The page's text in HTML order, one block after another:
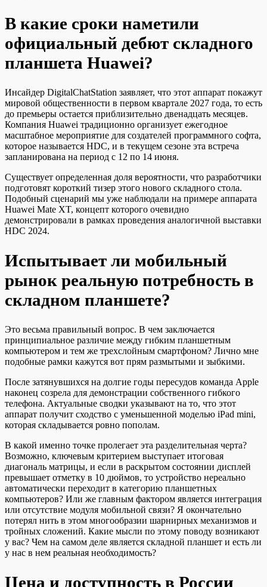
В какие сроки наметили
официальный дебют складного
планшета Huawei?
Инсайдер DigitalChatStation заявляет, что этот аппарат покажут
мировой общественности в первом квартале 2027 года, то есть
до премьеры остается приблизительно двенадцать месяцев.
Компания Huawei традиционно организует ежегодное
масштабное мероприятие для создателей программного софта,
которое называется HDC, и в текущем сезоне эта встреча
запланирована на период с 12 по 14 июня.
Существует определенная доля вероятности, что разработчики
подготовят короткий тизер этого нового складного стола.
Подобный сценарий мы уже наблюдали на примере аппарата
Huawei Mate XT, концепт которого очевидно
демонстрировали в рамках проведения аналогичной выставки
HDC 2024.
Испытывает ли мобильный
рынок реальную потребность в
складном планшете?
Это весьма правильный вопрос. В чем заключается
принципиальное различие между гибким планшетным
компьютером и тем же трехслойным смартфоном? Лично мне
подобные рамки кажутся вот прям размытыми и зыбкими.
После затянувшихся на долгие годы пересудов команда Apple
наконец созрела для демонстрации собственного гибкого
телефона. Актуальные сводки указывают на то, что этот
аппарат получит сходство с уменьшенной моделью iPad mini,
которая складывается ровно пополам.
В какой именно точке пролегает эта разделительная черта?
Возможно, ключевым критерием выступает итоговая
диагональ матрицы, и если в раскрытом состоянии дисплей
превышает отметку в 10 дюймов, то устройство нереально
автоматически переходит в категорию планшетных
компьютеров? Или же главным фактором является интеграция
или отсутствие модуля мобильной связи? Я окончательно
потерял нить в этом многообразии шарнирных механизмов и
тройных сложений. Какие мысли по этому поводу возникают
у вас? Чем на самом деле является складной планшет и есть ли
у нас в нем реальная необходимость?
Цена и доступность в России